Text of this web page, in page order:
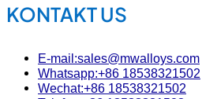
KONTAKT US
E-mail:sales@mwalloys.com
Whatsapp:+86 18538321502
Wechat:+86 18538321502